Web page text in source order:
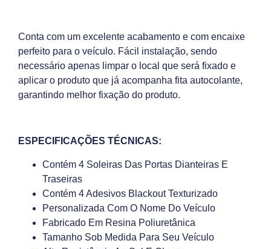
Conta com um excelente acabamento e com encaixe
perfeito para o veículo. Fácil instalação, sendo
necessário apenas limpar o local que será fixado e
aplicar o produto que já acompanha fita autocolante,
garantindo melhor fixação do produto.
ESPECIFICAÇÕES TÉCNICAS:
Contém 4 Soleiras Das Portas Dianteiras E
Traseiras
Contém 4 Adesivos Blackout Texturizado
Personalizada Com O Nome Do Veículo
Fabricado Em Resina Poliuretânica
Tamanho Sob Medida Para Seu Veículo